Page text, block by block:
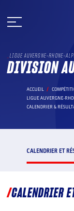
au
LIGUE AUVERGNE-RHONE-
DIVISION
ACCUEIL
LIGUE AUVERGNE-
CALENDRIER &
CALENDRIER ET
CALENDRIER